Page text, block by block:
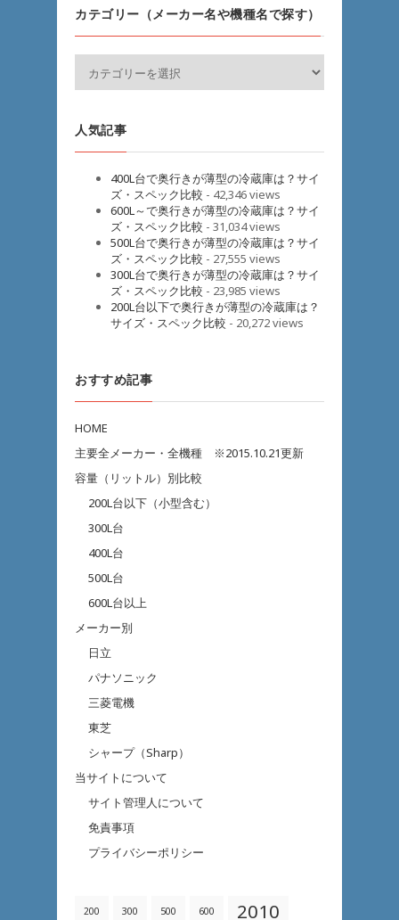
カテゴリー（メーカー名や機種名で探す）
人気記事
400L台で奥行きが薄型の冷蔵庫は？サイ
ズ・スペック比較 - 42,346 views
600L～で奥行きが薄型の冷蔵庫は？サイ
ズ・スペック比較 - 31,034 views
500L台で奥行きが薄型の冷蔵庫は？サイ
ズ・スペック比較 - 27,555 views
300L台で奥行きが薄型の冷蔵庫は？サイ
ズ・スペック比較 - 23,985 views
200L台以下で奥行きが薄型の冷蔵庫は？
サイズ・スペック比較 - 20,272 views
おすすめ記事
HOME
主要全メーカー・全機種 ※2015.10.21更新
容量（リットル）別比較
200L台以下（小型含む）
300L台
400L台
500L台
600L台以上
メーカー別
日立
パナソニック
三菱電機
東芝
シャープ（Sharp）
当サイトについて
サイト管理人について
免責事項
プライバシーポリシー
200 300 500 600 2010